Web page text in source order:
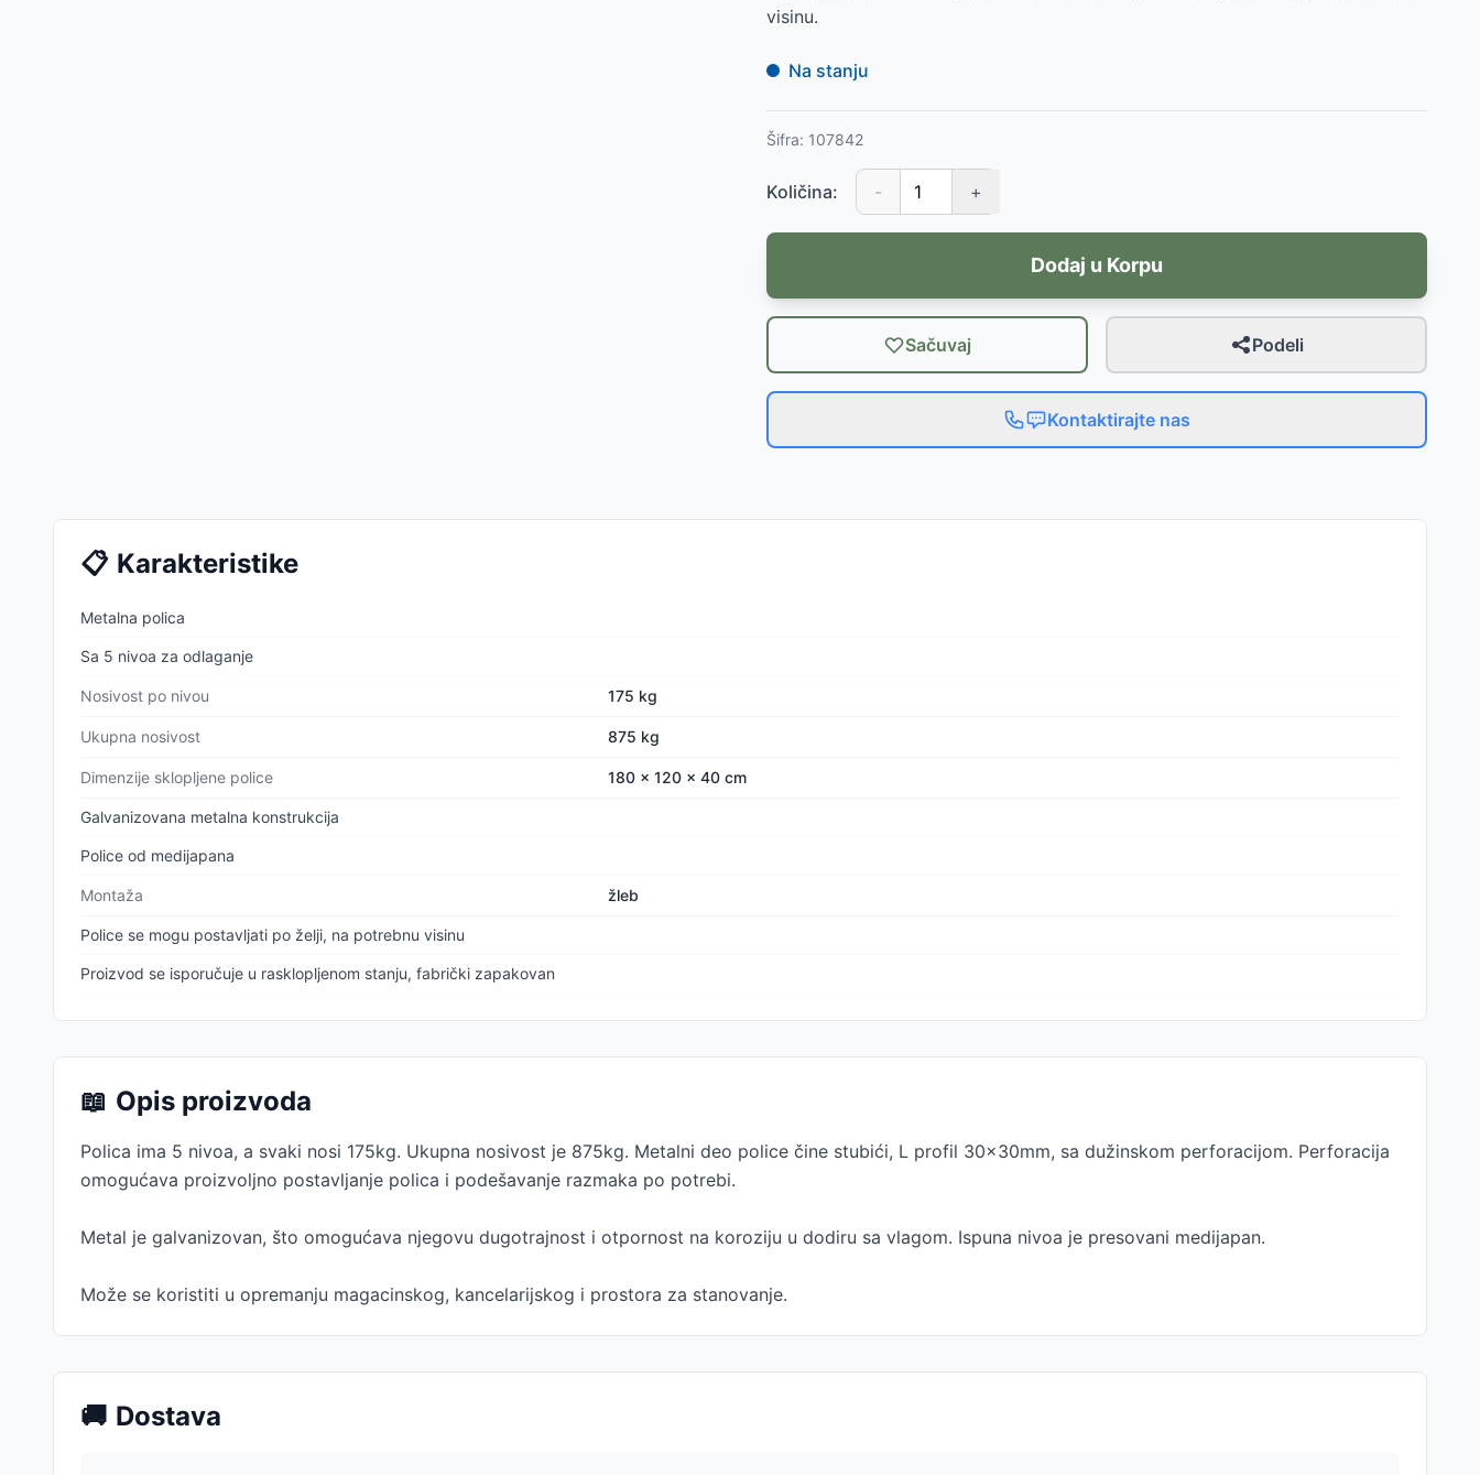
visinu.
Na stanju
Šifra: 107842
Količina: - +
Dodaj u Korpu
Sačuvaj Podeli
Kontaktirajte nas
📋 Karakteristike
Metalna polica
Sa 5 nivoa za odlaganje
Nosivost po nivou 175 kg
Ukupna nosivost 875 kg
Dimenzije sklopljene police 180 x 120 x 40 cm
Galvanizovana metalna konstrukcija
Police od medijapana
Montaža žleb
Police se mogu postavljati po želji, na potrebnu visinu
Proizvod se isporučuje u rasklopljenom stanju, fabrički zapakovan
📖 Opis proizvoda
Polica ima 5 nivoa, a svaki nosi 175kg. Ukupna nosivost je 875kg. Metalni deo police čine stubići, L profil 30x30mm, sa dužinskom perforacijom. Perforacija
omogućava proizvoljno postavljanje polica i podešavanje razmaka po potrebi.
Metal je galvanizovan, što omogućava njegovu dugotrajnost i otpornost na koroziju u dodiru sa vlagom. Ispuna nivoa je presovani medijapan.
Može se koristiti u opremanju magacinskog, kancelarijskog i prostora za stanovanje.
🚚 Dostava